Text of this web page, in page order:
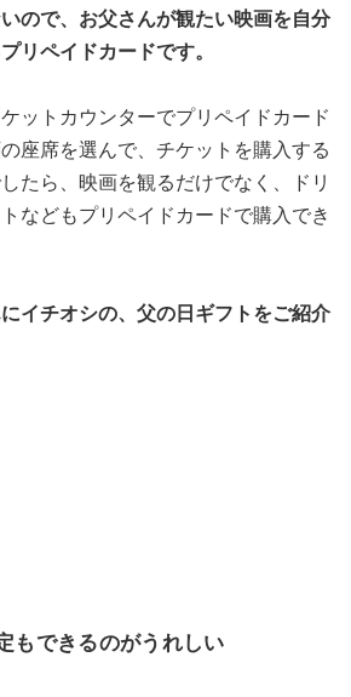
ので、お父さんが観たい映画を自分
リペイドカードです。
ットカウンターでプリペイドカード
座席を選んで、チケットを購入する
たら、映画を観るだけでなく、ドリ
などもプリペイドカードで購入でき
イチオシの、父の日ギフトをご紹介
もできるのがうれしい